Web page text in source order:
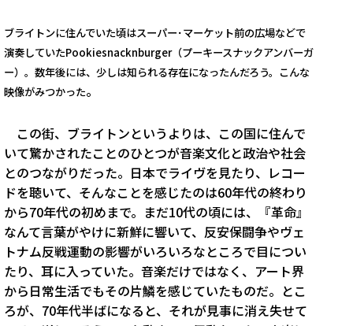
ブライトンに住んでいた頃はスーパー･マーケット前の広場などで
演奏していたPookiesnacknburger（プーキースナックアンバーガ
ー）。数年後には、少しは知られる存在になったんだろう。こんな
映像がみつかった。
この街、ブライトンというよりは、この国に住んで
いて驚かされたことのひとつが音楽文化と政治や社会
とのつながりだった。日本でライヴを見たり、レコー
ドを聴いて、そんなことを感じたのは60年代の終わり
から70年代の初めまで。まだ10代の頃には、『革命』
なんて言葉がやけに新鮮に響いて、反安保闘争やヴェ
トナム反戦運動の影響がいろいろなところで目につい
たり、耳に入っていた。音楽だけではなく、アート界
から日常生活でもその片鱗を感じていたものだ。とこ
ろが、70年代半ばになると、それが見事に消え失せて